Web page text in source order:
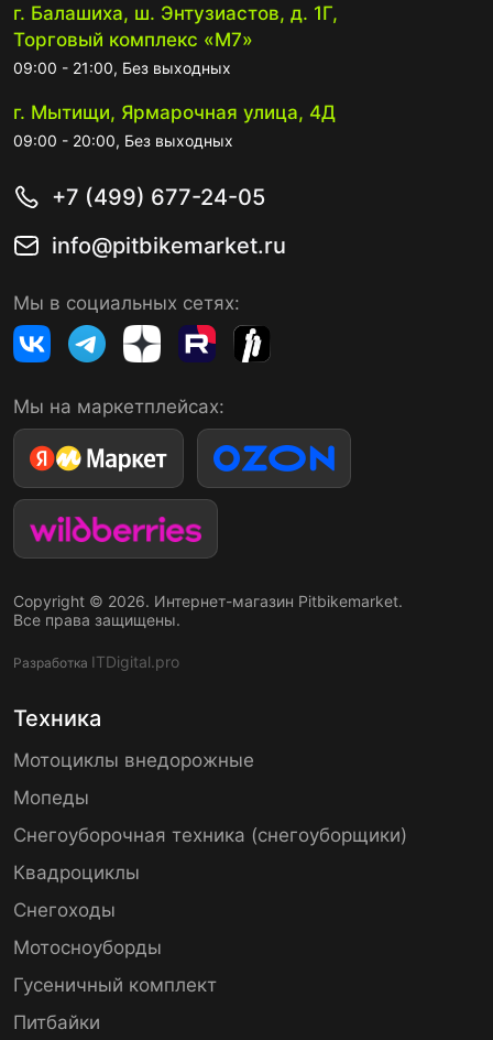
г. Балашиха, ш. Энтузиастов, д. 1Г,
Торговый комплекс «М7»
09:00 - 21:00, Без выходных
г. Мытищи, Ярмарочная улица, 4Д
09:00 - 20:00, Без выходных
+7 (499) 677-24-05
info@pitbikemarket.ru
Мы в социальных сетях:
Мы на маркетплейсах:
Copyright © 2026. Интернет-магазин Pitbikemarket.
Все права защищены.
Разработка ITDigital.pro
Техника
Мотоциклы внедорожные
Мопеды
Снегоуборочная техника (снегоуборщики)
Квадроциклы
Снегоходы
Мотосноуборды
Гусеничный комплект
Питбайки